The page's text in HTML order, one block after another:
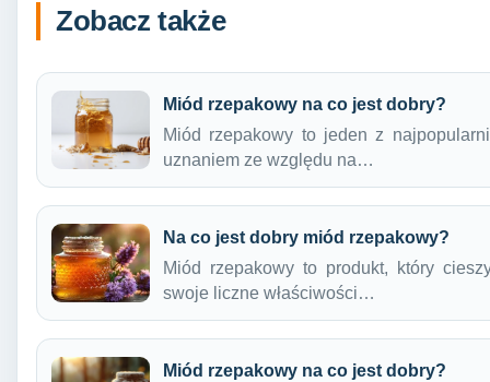
Zobacz także
Miód rzepakowy na co jest dobry?
Miód rzepakowy to jeden z
uznaniem ze względu na…
Na co jest dobry miód rzepakowy?
Miód rzepakowy to produkt, który
swoje liczne właściwości…
Miód rzepakowy na co jest dobry?